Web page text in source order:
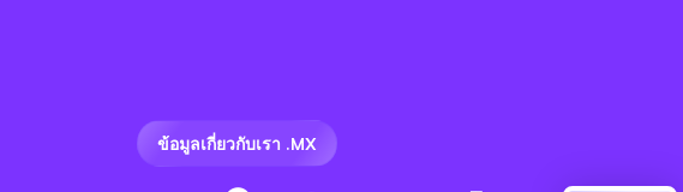
ข้อมูลเกี่ยวกับเรา .MX